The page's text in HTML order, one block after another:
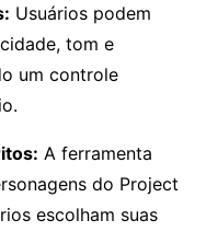
Usuários podem
tom e
um controle
A ferramenta
do Project
escolham suas